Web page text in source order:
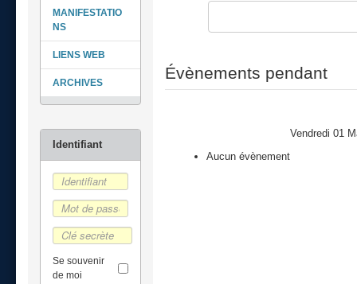
Se souvenir
de moi
MANIFESTATIO
NS
LIENS WEB
ARCHIVES
Évènements pendant
Vendredi 01
Aucun évènement